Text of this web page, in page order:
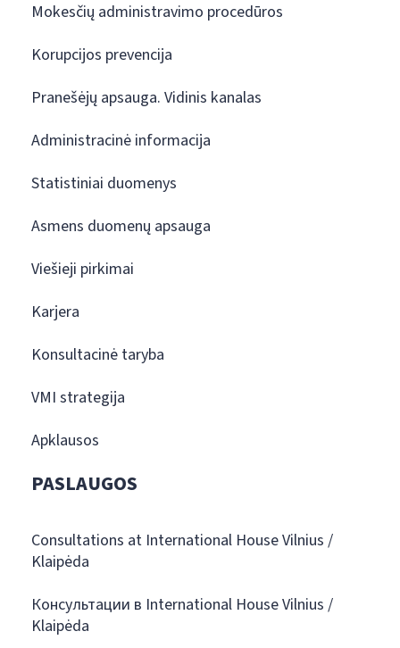
Mokesčių administravimo procedūros
Korupcijos prevencija
Pranešėjų apsauga. Vidinis kanalas
Administracinė informacija
Statistiniai duomenys
Asmens duomenų apsauga
Viešieji pirkimai
Karjera
Konsultacinė taryba
VMI strategija
Apklausos
PASLAUGOS
Consultations at International House Vilnius /
Klaipėda
Консультации в International House Vilnius /
Klaipėda